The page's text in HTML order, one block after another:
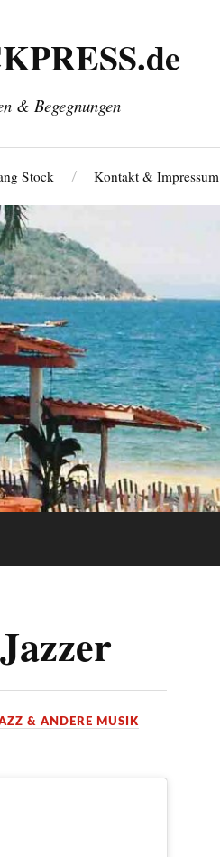
& Begegnungen
Stock Kontakt & Impressum
& ANDERE MUSIK